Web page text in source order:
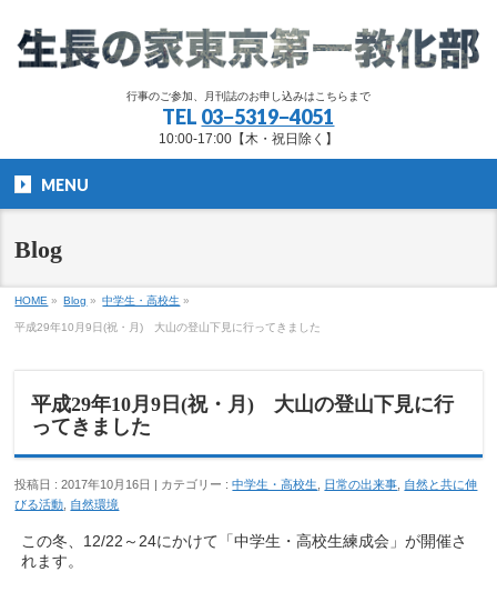
行事のご参加、月刊誌のお申し込みはこちらまで
TEL 03−5319−4051
10:00-17:00【木・祝日除く】
MENU
Blog
HOME » Blog » 中学生・高校生 »
平成29年10月9日(祝・月) 大山の登山下見に行ってきました
平成29年10月9日(祝・月) 大山の登山下見に行
ってきました
投稿日 : 2017年10月16日 | カテゴリー :中学生・高校生 日常の出来事 自然と共に伸
びる活動 自然環境
この冬、12/22～24にかけて「中学生・高校生練成会」が開催さ
れます。